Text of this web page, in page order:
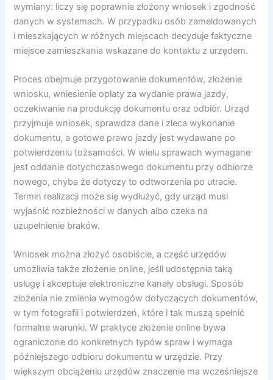
wymiany: liczy się poprawnie złożony wniosek i zgodność
danych w systemach. W przypadku osób zameldowanych
i mieszkających w różnych miejscach decyduje faktyczne
miejsce zamieszkania wskazane do kontaktu z urzędem.
Proces obejmuje przygotowanie dokumentów, złożenie
wniosku, wniesienie opłaty za wydanie prawa jazdy,
oczekiwanie na produkcję dokumentu oraz odbiór. Urząd
przyjmuje wniosek, sprawdza dane i zleca wykonanie
dokumentu, a gotowe prawo jazdy jest wydawane po
potwierdzeniu tożsamości. W wielu sprawach wymagane
jest oddanie dotychczasowego dokumentu przy odbiorze
nowego, chyba że dotyczy to odtworzenia po utracie.
Termin realizacji może się wydłużyć, gdy urząd musi
wyjaśnić rozbieżności w danych albo czeka na
uzupełnienie braków.
Wniosek można złożyć osobiście, a część urzędów
umożliwia także złożenie online, jeśli udostępnia taką
usługę i akceptuje elektroniczne kanały obsługi. Sposób
złożenia nie zmienia wymogów dotyczących dokumentów,
w tym fotografii i potwierdzeń, które i tak muszą spełnić
formalne warunki. W praktyce złożenie online bywa
ograniczone do konkretnych typów spraw i wymaga
późniejszego odbioru dokumentu w urzędzie. Przy
większym obciążeniu urzędów znaczenie ma wcześniejsze